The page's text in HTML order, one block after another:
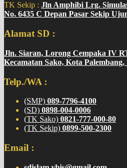
TK Sekip : Jln Amphibi Lrg.
No. 6435 C Depan Pasar Sekip
Alamat SD :
Jln. Siaran, Lorong Cempaka IV
Kecamatan Sako, Kota Palembang,
Telp./WA :
(SMP) 089-7796-4100
(SD) 0898-004-0006
(TK Sako) 0821-777-000-80
(TK Sekip) 0899-500-2300
Email :